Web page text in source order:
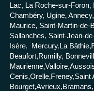
Lac, La Roche-sur-
Chambéry, Ugine,
Maurice, Saint-Martin-de-
Sallanches, Saint-Jean-
Isère, Mercury,La
Beaufort,Rumilly,
Cenis,Orelle,Freney,Saint